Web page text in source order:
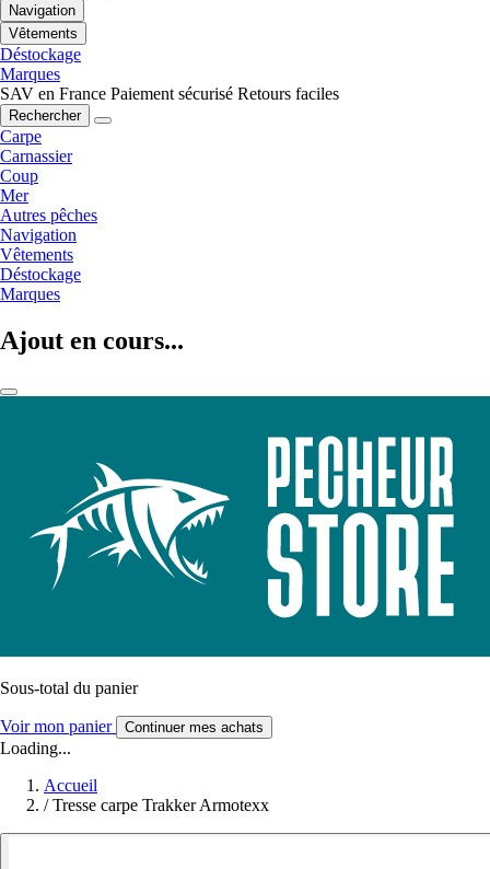
Navigation
Vêtements
Déstockage
Marques
SAV en France Paiement sécurisé Retours faciles
Rechercher
Carpe
Carnassier
Coup
Mer
Autres pêches
Navigation
Vêtements
Déstockage
Marques
Ajout en cours...
Sous-total du panier
Voir mon panier Continuer mes achats
Loading...
Accueil
/ Tresse carpe Trakker Armotexx